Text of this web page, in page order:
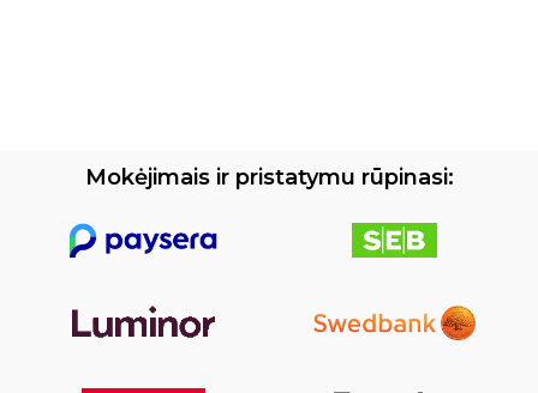
Mokėjimais ir pristatymu rūpinasi: